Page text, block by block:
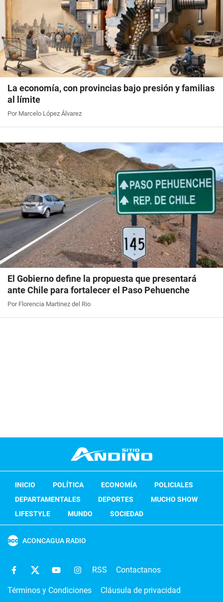
La economía, con provincias bajo presión y familias
al límite
Por Marcelo López Álvarez
El Gobierno define la propuesta que presentará
ante Chile para fortalecer el Paso Pehuenche
Por Florencia Martinez del Rio
INICIO POLÍTICA ECONOMÍA
POLICIALES
DEPARTAMENTALES
DEPORTES
MUCHO SHOW
LIFESTYLE
MUNDO SOCIEDAD
ACONCAGUA RADIO
RSS Contactanos
Términos y Condiciones Cláusula de privacidad